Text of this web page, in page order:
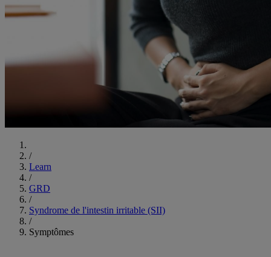
/
Learn
/
GRD
/
Syndrome de l'intestin irritable (SII)
/
Symptômes